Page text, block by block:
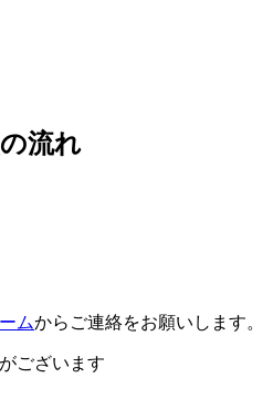
流れ
ムからご連絡をお願いします。
ございます